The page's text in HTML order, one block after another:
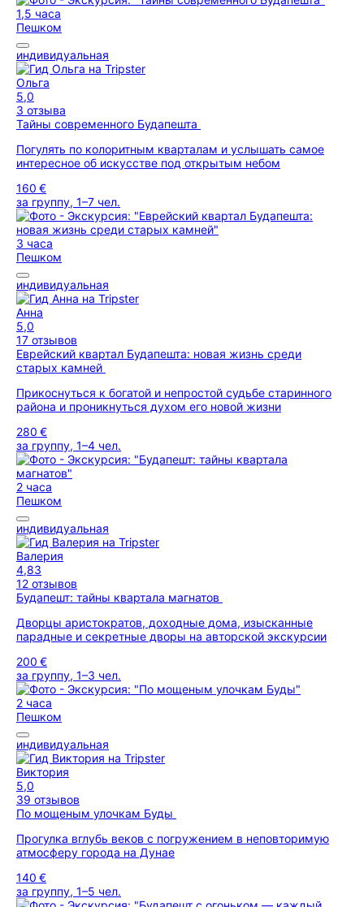
1,5 часа
Пешком
индивидуальная
Ольга
5,0
3 отзыва
Тайны современного Будапешта
Погулять по колоритным кварталам и услышать самое
интересное об искусстве под открытым небом
160 €
за группу, 1–7 чел.
3 часа
Пешком
индивидуальная
Анна
5,0
17 отзывов
Еврейский квартал Будапешта: новая жизнь среди
старых камней
Прикоснуться к богатой и непростой судьбе старинного
района и проникнуться духом его новой жизни
280 €
за группу, 1–4 чел.
2 часа
Пешком
индивидуальная
Валерия
4,83
12 отзывов
Будапешт: тайны квартала магнатов
Дворцы аристократов, доходные дома, изысканные
парадные и секретные дворы на авторской экскурсии
200 €
за группу, 1–3 чел.
2 часа
Пешком
индивидуальная
Виктория
5,0
39 отзывов
По мощеным улочкам Буды
Прогулка вглубь веков с погружением в неповторимую
атмосферу города на Дунае
140 €
за группу, 1–5 чел.